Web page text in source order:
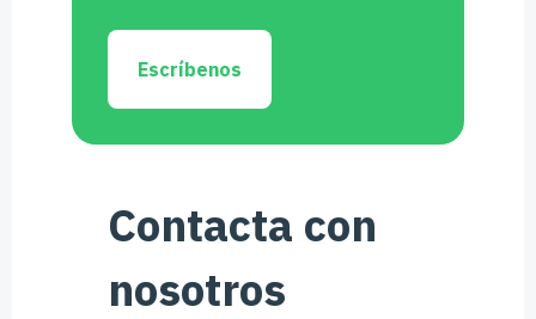
Escríbenos
Contacta con
nosotros